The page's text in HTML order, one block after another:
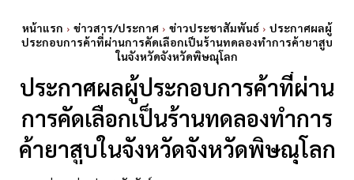
หน้าแรก ข่าวสาร/ประกาศ ข่าวประชาสัมพันธ์
ประกาศผลผู้
ประกอบการค้าที่ผ่านการคัดเลือกเป็นร้านทดลองทำการค้ายาสูบ
ในจังหวัดจังหวัดพิษณุโลก
ประกาศผลผู้ประกอบการค้าที่ผ่าน
การคัดเลือกเป็นร้านทดลองทำการ
ค้ายาสูบในจังหวัดจังหวัดพิษณุโลก